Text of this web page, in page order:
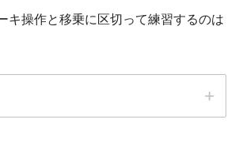
キ操作と移乗に区切って練習するのは